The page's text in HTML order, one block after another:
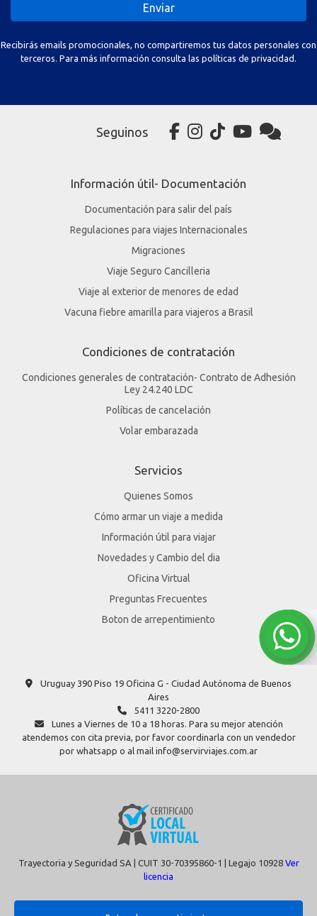
Enviar
Recibirás emails promocionales, no compartiremos tus datos personales con
terceros. Para más información consulta las políticas de privacidad.
Seguinos
Información útil- Documentación
Documentación para salir del país
Regulaciones para viajes Internacionales
Migraciones
Viaje Seguro Cancilleria
Viaje al exterior de menores de edad
Vacuna fiebre amarilla para viajeros a Brasil
Condiciones de contratación
Condiciones generales de contratación- Contrato de Adhesión
Ley 24.240 LDC
Políticas de cancelación
Volar embarazada
Servicios
Quienes Somos
Cómo armar un viaje a medida
Información útil para viajar
Novedades y Cambio del dia
Oficina Virtual
Preguntas Frecuentes
Boton de arrepentimiento
Uruguay 390 Piso 19 Oficina G - Ciudad Autónoma de Buenos
Aires
5411 3220-2800
Lunes a Viernes de 10 a 18 horas. Para su mejor atención
atendemos con cita previa, por favor coordinarla con un vendedor
por whatsapp o al mail info@servirviajes.com.ar
Trayectoria y Seguridad SA | CUIT 30-70395860-1 | Legajo 10928 Ver
licencia